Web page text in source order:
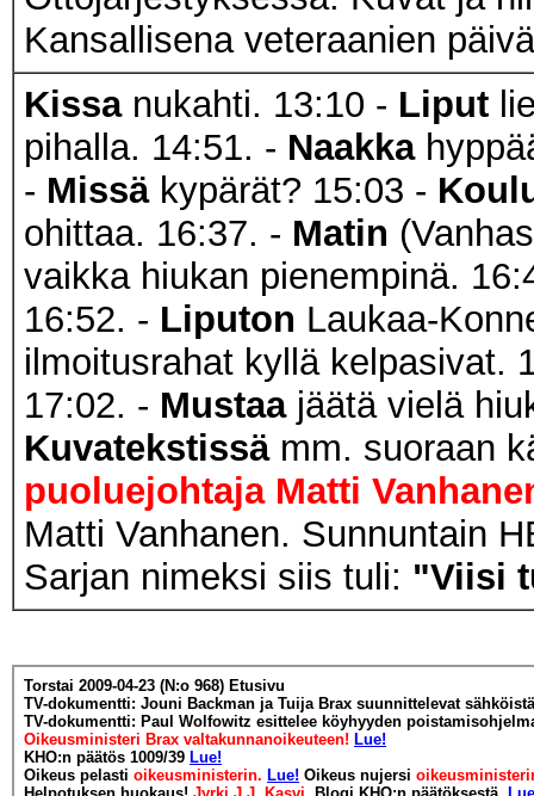
Kansallisena veteraanien
Kissanukahti. 13:10 - Liput
pihalla. 14:51. - Naakka
- Missä kypärät? 15:03 -
ohittaa. 16:37. - Matin
vaikka hiukan pienempinä.
16:52. - Liputon Laukaa-
ilmoitusrahat kyllä kelpasivat.
17:02. - Mustaajäätä vielä
Kuvatekstissämm. suoraan
puoluejohtaja Matti
Matti Vanhanen. Sunnuntain
Sarjan nimeksi siis tuli: "Viisi
Torstai 2009-04-23 (N:o 968) Etusivu
TV-dokumentti: Jouni Backman ja Tuija Brax suunnittelevat
TV-dokumentti: Paul Wolfowitz esittelee köyhyyden
Oikeusministeri Brax valtakunnanoikeuteen! Lue!
KHO:n päätös 1009/39 Lue!
Oikeus pelasti oikeusministerin. Lue! Oikeus nujersi